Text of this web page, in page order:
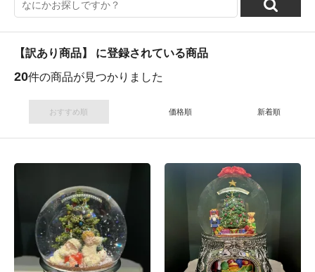
【訳あり商品】 に登録されている商品
20件の商品が見つかりました
おすすめ順 価格順 新着順